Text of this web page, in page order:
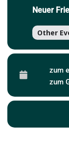
Neuer
Other
zum
zum